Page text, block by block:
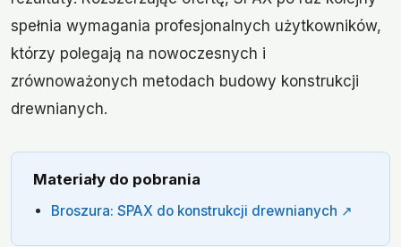
spełnia wymagania profesjonalnych użytkowników,
którzy polegają na nowoczesnych i
zrównoważonych metodach budowy konstrukcji
drewnianych.
Materiały do pobrania
Broszura: SPAX do konstrukcji drewnianych ↗